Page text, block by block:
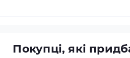
Покупці, які